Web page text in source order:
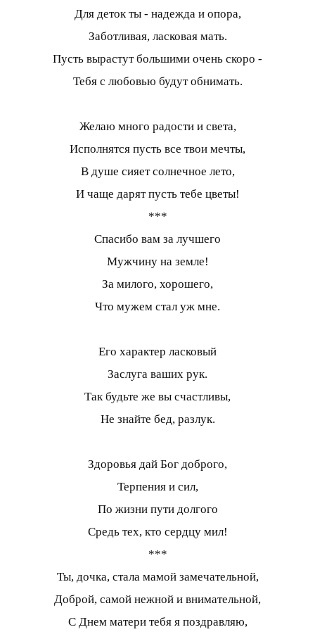
Для деток ты - надежда и опора,
Заботливая, ласковая мать.
Пусть вырастут большими очень скоро -
Тебя с любовью будут обнимать.
Желаю много радости и света,
Исполнятся пусть все твои мечты,
В душе сияет солнечное лето,
И чаще дарят пусть тебе цветы!
***
Спасибо вам за лучшего
Мужчину на земле!
За милого, хорошего,
Что мужем стал уж мне.
Его характер ласковый
Заслуга ваших рук.
Так будьте же вы счастливы,
Не знайте бед, разлук.
Здоровья дай Бог доброго,
Терпения и сил,
По жизни пути долгого
Средь тех, кто сердцу мил!
***
Ты, дочка, стала мамой замечательной,
Доброй, самой нежной и внимательной,
С Днем матери тебя я поздравляю,